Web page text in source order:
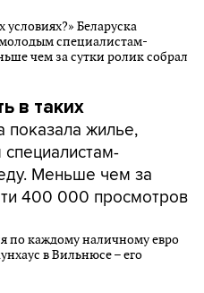
в таких
показала жилье,
Меньше чем за
400 000 просмотров